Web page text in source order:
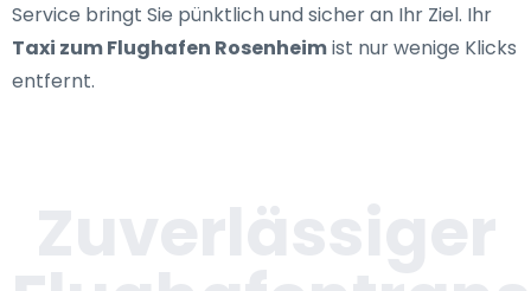
Service bringt Sie pünktlich und sicher an Ihr Ziel. Ihr
Taxi zum Flughafen Rosenheimist nur wenige Klicks
entfernt.